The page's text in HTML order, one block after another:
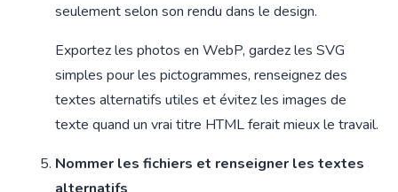
seulement selon son rendu dans le design.
Exportez les photos en WebP, gardez les SVG
simples pour les pictogrammes, renseignez des
textes alternatifs utiles et évitez les images de
texte quand un vrai titre HTML ferait mieux le travail.
Nommer les fichiers et renseigner les textes